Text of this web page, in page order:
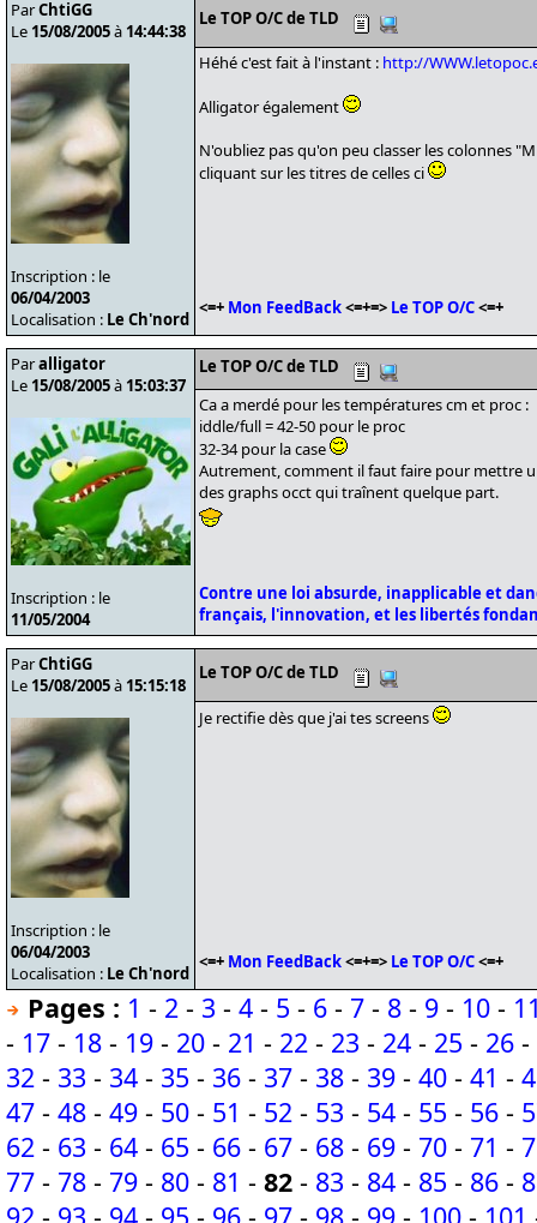
ParChtiGG
Le 15/08/2005à 14:44:38
Inscription : le
06/04/2003
Localisation : Le Ch'nord
Le TOP O/C de TLD
Héhé c'est fait à l'instant : http://
Alligator également
N'oubliez pas qu'on peu classer les colonnes
cliquant sur les titres de celles ci
<=+ Mon FeedBack<=+=> Le TOP O/C<=+
Paralligator
Le 15/08/2005à 15:03:37
Inscription : le
11/05/2004
Le TOP O/C de TLD
Ca a merdé pour les températures cm et proc :
iddle/full = 42-50 pour le proc
32-34 pour la case
Autrement, comment il faut faire pour mettre
des graphs occt qui traînent quelque part.
Contre une loi absurde, inapplicable et
français, l'innovation, et les libertés
ParChtiGG
Le 15/08/2005à 15:15:18
Inscription : le
06/04/2003
Localisation : Le Ch'nord
Le TOP O/C de TLD
Je rectifie dès que j'ai tes screens
<=+ Mon FeedBack<=+=> Le TOP O/C<=+
Pages : 1 - 2 - 3 - 4 - 5 - 6 - 7 - 8 - 9 - 10 -
- 17 - 18 - 19 - 20 - 21 - 22 - 23 - 24 - 25 - 26 -
32 - 33 - 34 - 35 - 36 - 37 - 38 - 39 - 40 - 41 -
47 - 48 - 49 - 50 - 51 - 52 - 53 - 54 - 55 - 56 -
62 - 63 - 64 - 65 - 66 - 67 - 68 - 69 - 70 - 71 -
77 - 78 - 79 - 80 - 81 - 82 - 83 - 84 - 85 - 86 -